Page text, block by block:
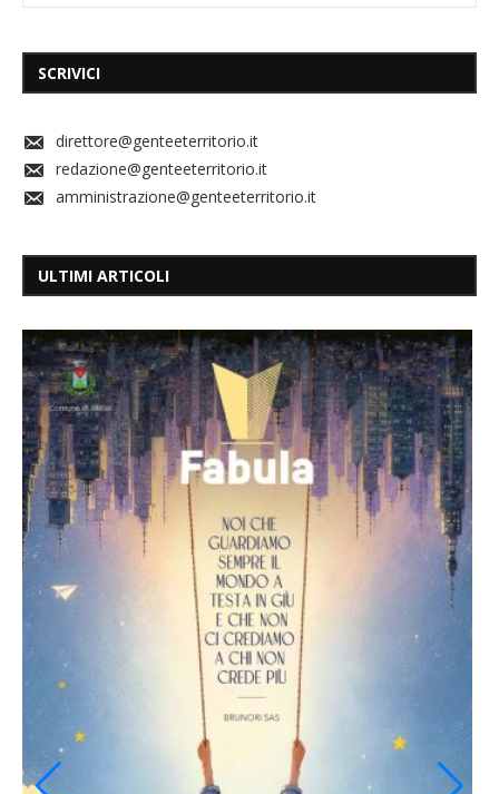
SCRIVICI
direttore@genteeterritorio.it
redazione@genteeterritorio.it
amministrazione@genteeterritorio.it
ULTIMI ARTICOLI